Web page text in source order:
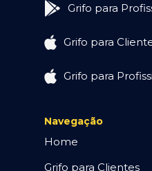
Grifo para
Grifo para
Grifo para
Navegação
Home
Grifo para Clientes